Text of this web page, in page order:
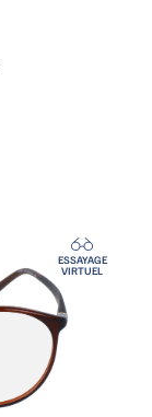
ESSAYAGE
VIRTUEL